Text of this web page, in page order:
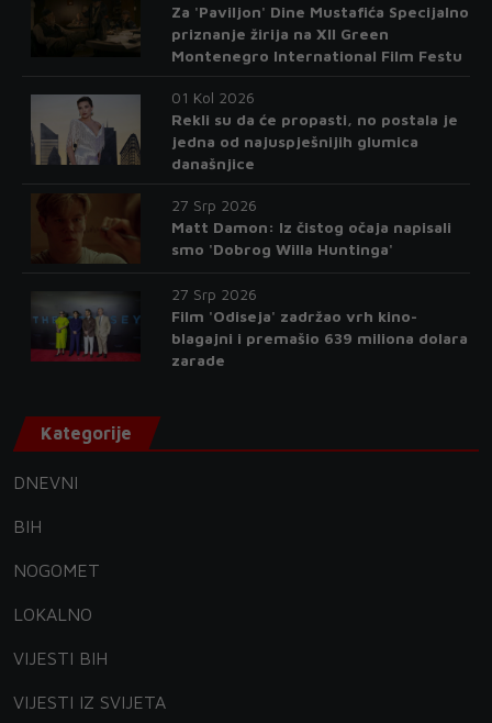
Za 'Paviljon' Dine Mustafića Specijalno
priznanje žirija na XII Green
Montenegro International Film Festu
01 Kol 2026
Rekli su da će propasti, no postala je
jedna od najuspješnijih glumica
današnjice
27 Srp 2026
Matt Damon: Iz čistog očaja napisali
smo 'Dobrog Willa Huntinga'
27 Srp 2026
Film 'Odiseja' zadržao vrh kino-
blagajni i premašio 639 miliona dolara
zarade
Kategorije
DNEVNI
BIH
NOGOMET
LOKALNO
VIJESTI BIH
VIJESTI IZ SVIJETA